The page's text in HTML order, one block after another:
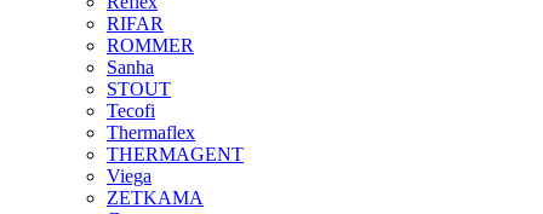
RIFAR
ROMMER
Sanha
STOUT
Tecofi
Thermaflex
THERMAGENT
Viega
ZETKAMA